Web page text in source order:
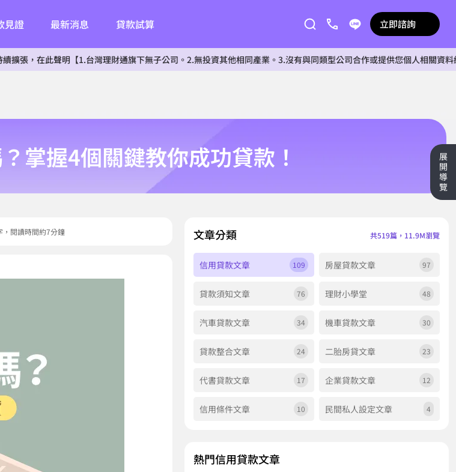
見證 最新消息 貸款試算 立即諮詢
此聲明【1.台灣理財通旗下無子公司。2.無投資其他相同產業。3.沒有與同類型公司合作或提供您個人相關資料給任何
掌握4個關鍵教你成功貸款！
閱讀時間約7分鐘 文章分類 共519篇，11.9M瀏覽
信用貸款文章 109 房屋貸款文章 97
貸款須知文章 76 理財小學堂 48
汽車貸款文章 34 機車貸款文章 30
貸款整合文章 24 二胎房貸文章 23
代書貸款文章 17 企業貸款文章 12
信用條件文章 10 民間私人設定文章 4
熱門信用貸款文章
展
開
導
覽